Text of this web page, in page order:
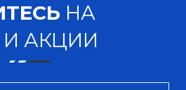
НА
АКЦИИ